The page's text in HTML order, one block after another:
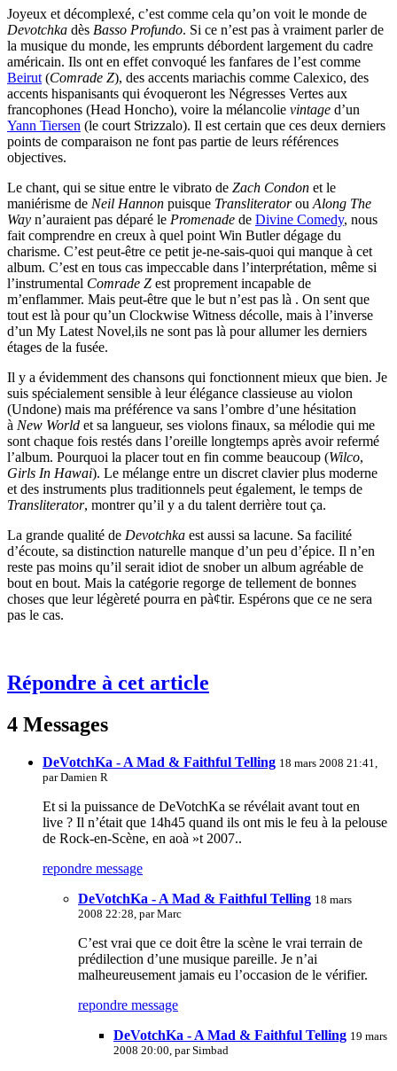
Joyeux et décomplexé, c’est comme cela qu’on voit le monde de
Devotchka dès Basso Profundo. Si ce n’est pas à vraiment parler de
la musique du monde, les emprunts débordent largement du cadre
américain. Ils ont en effet convoqué les fanfares de l’est comme
Beirut (Comrade Z), des accents mariachis comme Calexico, des
accents hispanisants qui évoqueront les Négresses Vertes aux
francophones (Head Honcho), voire la mélancolie vintage d’un
Yann Tiersen (le court Strizzalo). Il est certain que ces deux derniers
points de comparaison ne font pas partie de leurs références
objectives.
Le chant, qui se situe entre le vibrato de Zach Condon et le
maniérisme de Neil Hannon puisque Transliteratorou Along The
Way n’auraient pas déparé le Promenade de Divine Comedy, nous
fait comprendre en creux à quel point Win Butler dégage du
charisme. C’est peut-être ce petit je-ne-sais-quoi qui manque à cet
album. C’est en tous cas impeccable dans l’interprétation, même si
l’instrumental Comrade Z est proprement incapable de
m’enflammer. Mais peut-être que le but n’est pas là . On sent que
tout est là pour qu’un Clockwise Witness décolle, mais à l’inverse
d’un My Latest Novel,ils ne sont pas là pour allumer les derniers
étages de la fusée.
Il y a évidemment des chansons qui fonctionnent mieux que bien. Je
suis spécialement sensible à leur élégance classieuse au violon
(Undone) mais ma préférence va sans l’ombre d’une hésitation
à New World et sa langueur, ses violons finaux, sa mélodie qui me
sont chaque fois restés dans l’oreille longtemps après avoir refermé
l’album. Pourquoi la placer tout en fin comme beaucoup (Wilco,
Girls In Hawai). Le mélange entre un discret clavier plus moderne
et des instruments plus traditionnels peut également, le temps de
Transliterator, montrer qu’il y a du talent derrière tout ça.
La grande qualité de Devotchka est aussi sa lacune. Sa facilité
d’écoute, sa distinction naturelle manque d’un peu d’épice. Il n’en
reste pas moins qu’il serait idiot de snober un album agréable de
bout en bout. Mais la catégorie regorge de tellement de bonnes
choses que leur légèreté pourra en pà¢tir. Espérons que ce ne sera
pas le cas.
Répondre à cet article
4 Messages
DeVotchKa - A Mad & Faithful Telling 18 mars 2008 21:41,
parDamien R
Et si la puissance de DeVotchKa se révélait avant tout en
live ? Il n’était que 14h45 quand ils ont mis le feu à la pelouse
de Rock-en-Scène, en aoà »t 2007..
repondre message
DeVotchKa - A Mad & Faithful Telling 18 mars
2008 22:28, parMarc
C’est vrai que ce doit être la scène le vrai terrain de
prédilection d’une musique pareille. Je n’ai
malheureusement jamais eu l’occasion de le vérifier.
repondre message
DeVotchKa - A Mad & Faithful Telling 19 mars
2008 20:00, parSimbad